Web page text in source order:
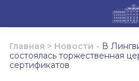
Главная > Новости - В
состоялась торжественная
сертификатов